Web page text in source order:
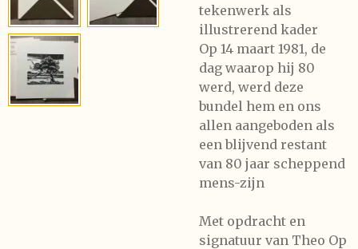
tekenwerk als
illustrerend kader
Op 14 maart 1981, de
dag waarop hij 80
werd, werd deze
bundel hem en ons
allen aangeboden als
een blijvend restant
van 80 jaar scheppend
mens-zijn
Met opdracht en
signatuur van Theo Op